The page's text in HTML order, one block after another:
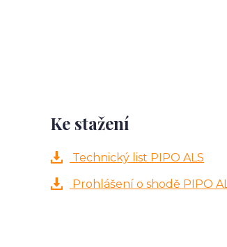
Ke stažení
Technický list PIPO ALS
Prohlášení o shodě PIPO